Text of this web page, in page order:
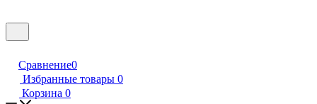
Сравнение0
Избранные товары 0
Корзина 0